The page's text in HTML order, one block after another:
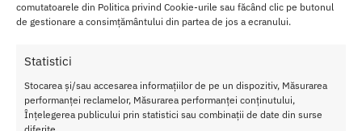
comutatoarele din Politica privind Cookie-urile sau făcând clic pe butonul
de gestionare a consimțământului din partea de jos a ecranului.
Statistici
Stocarea și/sau accesarea informațiilor de pe un dispozitiv, Măsurarea
performanței reclamelor, Măsurarea performanței conținutului,
Înțelegerea publicului prin statistici sau combinații de date din surse
Sare de Baie Shunga Oriental
500 g
130.00lei
230.00 lei